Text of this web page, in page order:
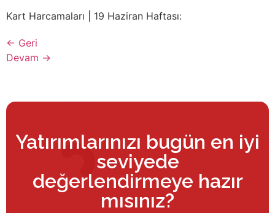
Kart Harcamaları | 19 Haziran Haftası:
← Geri
Devam →
Yatırımlarınızı bugün en iyi
seviyede
değerlendirmeye hazır
mısınız?